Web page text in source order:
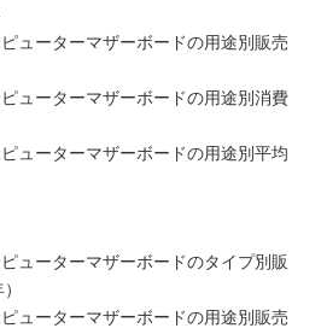
ューターマザーボードの用途別販売
ューターマザーボードの用途別消費
ューターマザーボードの用途別平均
ューターマザーボードのタイプ別販
ューターマザーボードの用途別販売